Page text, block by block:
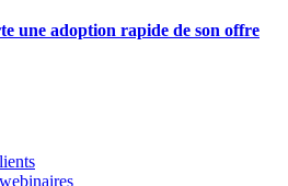
une adoption rapide de son offre